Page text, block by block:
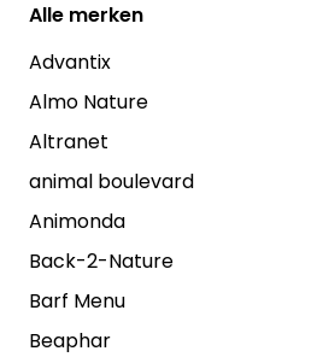
Alle merken
Advantix
Almo Nature
Altranet
animal boulevard
Animonda
Back-2-Nature
Barf Menu
Beaphar